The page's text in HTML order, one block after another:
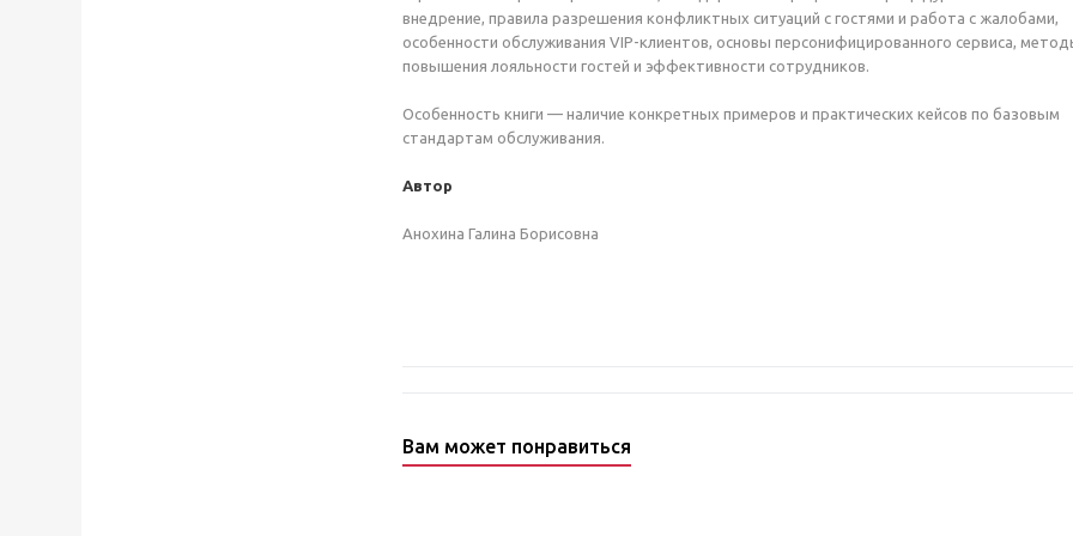
внедрение, правила разрешения конфликтных ситуаций с гостями и работа с жалобами,
особенности обслуживания VIP-клиентов, основы персонифицированного сервиса,
повышения лояльности гостей и эффективности сотрудников.
Особенность книги — наличие конкретных примеров и практических кейсов по базовым
стандартам обслуживания.
Автор
Анохина Галина Борисовна
Вам может понравиться